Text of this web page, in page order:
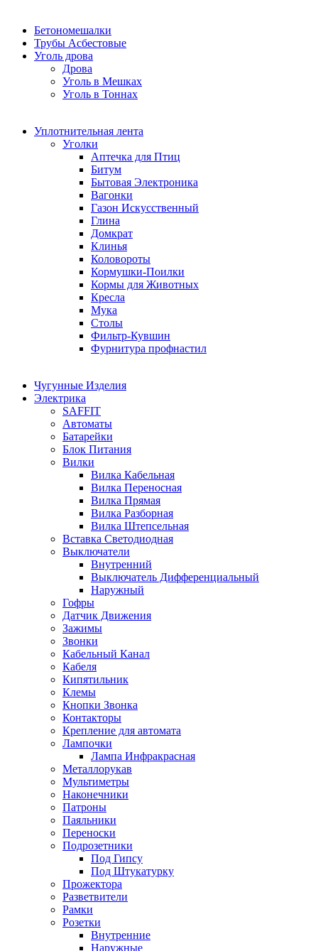
Бетономешалки
Трубы Асбестовые
Уголь дрова
Дрова
Уголь в Мешках
Уголь в Тоннах
Уплотнительная лента
Уголки
Аптечка для Птиц
Битум
Бытовая Электроника
Вагонки
Газон Искусственный
Глина
Домкрат
Клинья
Коловороты
Кормушки-Поилки
Кормы для Животных
Кресла
Мука
Столы
Фильтр-Кувшин
Фурнитура профнастил
Чугунные Изделия
Электрика
SAFFIT
Автоматы
Батарейки
Блок Питания
Вилки
Вилка Кабельная
Вилка Переносная
Вилка Прямая
Вилка Разборная
Вилка Штепсельная
Вставка Светодиодная
Выключатели
Внутренний
Выключатель Дифференциальный
Наружный
Гофры
Датчик Движения
Зажимы
Звонки
Кабельный Канал
Кабеля
Кипятильник
Клемы
Кнопки Звонка
Контакторы
Крепление для автомата
Лампочки
Лампа Инфракрасная
Металлорукав
Мультиметры
Наконечники
Патроны
Паяльники
Переноски
Подрозетники
Под Гипсу
Под Штукатурку
Прожектора
Разветвители
Рамки
Розетки
Внутренние
Наружные